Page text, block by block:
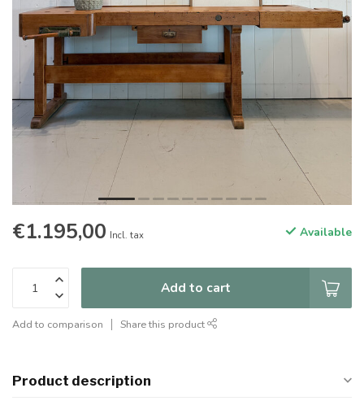
€1.195,00 Incl. tax Available
Add to cart
Add to comparison Share this product
Product description